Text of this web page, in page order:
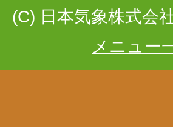
(C) 日本気象株式会
メニュー